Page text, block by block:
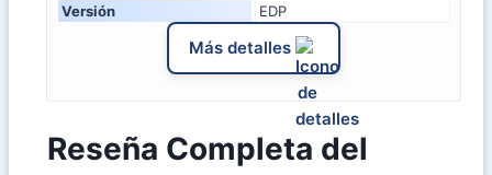
Versión EDP
Más detalles
Reseña Completa del